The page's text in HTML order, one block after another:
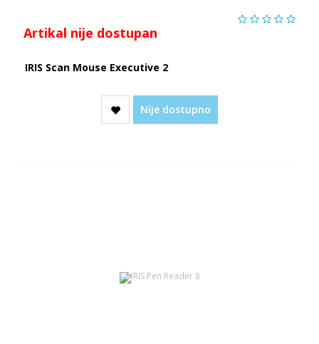
Artikal nije dostupan
IRIS Scan Mouse Executive 2
Nije dostupno